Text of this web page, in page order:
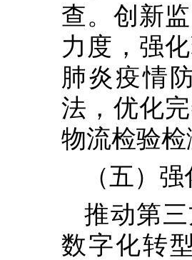
查。创新
力度，强
肺炎疫情
法，优化
物流检验
（五）
推动第
数字化转